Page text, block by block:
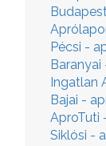
Pécsi -
Ingatlan
Bajai -
AproTuti
Siklósi -